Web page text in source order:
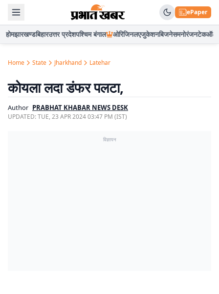
ePaper
होमझारखण्डबिहारउत्तर प्रदेशपश्चिम बंगाल ओरिजिनलएजुकेशनबिजनेसमनोरंजनटेकऑटो
Home State Jharkhand Latehar
कोयला लदा डंफर पलटा,
Author PRABHAT KHABAR NEWS DESK
UPDATED:TUE, 23 APR 2024 03:47 PM (IST)
विज्ञापन